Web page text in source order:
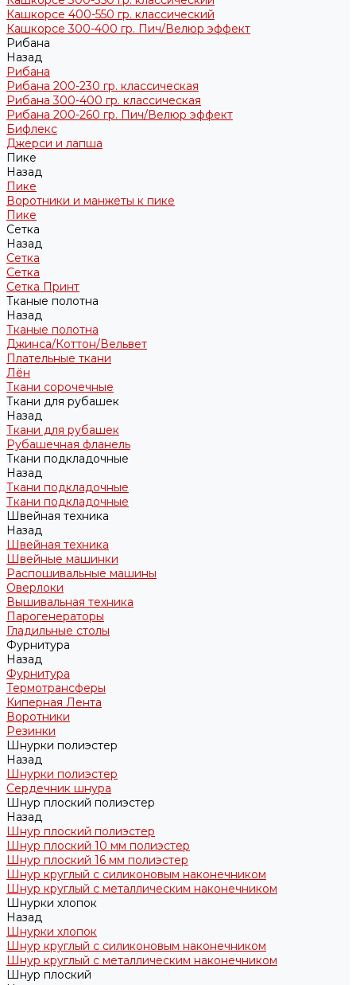
Кашкорсе 400-550 гр. классический
Кашкорсе 300-400 гр. Пич/Велюр эффект
Рибана
Назад
Рибана
Рибана 200-230 гр. классическая
Рибана 300-400 гр. классическая
Рибана 200-260 гр. Пич/Велюр эффект
Бифлекс
Джерси и лапша
Пике
Назад
Пике
Воротники и манжеты к пике
Пике
Сетка
Назад
Сетка
Сетка
Сетка Принт
Тканые полотна
Назад
Тканые полотна
Джинса/Коттон/Вельвет
Плательные ткани
Лён
Ткани сорочечные
Ткани для рубашек
Назад
Ткани для рубашек
Рубашечная фланель
Ткани подкладочные
Назад
Ткани подкладочные
Ткани подкладочные
Швейная техника
Назад
Швейная техника
Швейные машинки
Распошивальные машины
Оверлоки
Вышивальная техника
Парогенераторы
Гладильные столы
Фурнитура
Назад
Фурнитура
Термотрансферы
Киперная Лента
Воротники
Резинки
Шнурки полиэстер
Назад
Шнурки полиэстер
Сердечник шнура
Шнур плоский полиэстер
Назад
Шнур плоский полиэстер
Шнур плоский 10 мм полиэстер
Шнур плоский 16 мм полиэстер
Шнур круглый с силиконовым наконечником
Шнур круглый с металлическим наконечником
Шнурки хлопок
Назад
Шнурки хлопок
Шнур круглый с силиконовым наконечником
Шнур круглый с металлическим наконечником
Шнур плоский